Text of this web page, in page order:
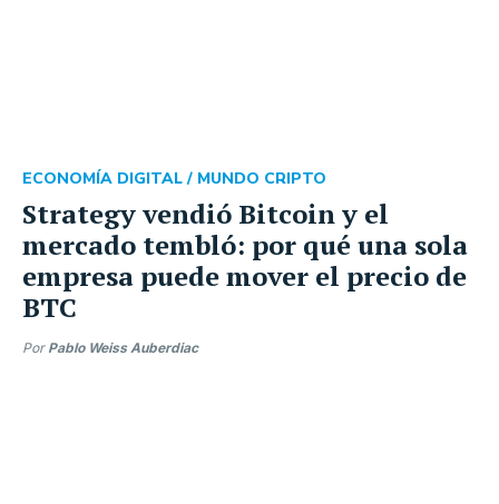
Strategy vendió Bitcoin y el
mercado tembló: por qué una sola
empresa puede mover el precio de
BTC
ECONOMÍA DIGITAL / MUNDO CRIPTO
Por Pablo Weiss Auberdiac